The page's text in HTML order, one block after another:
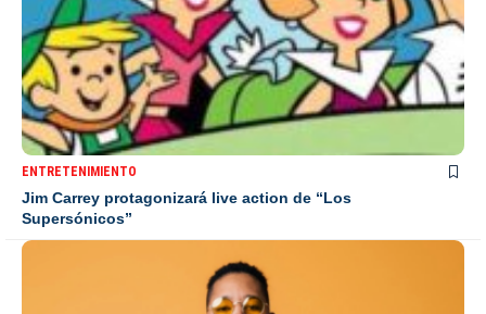
ENTRETENIMIENTO
Jim Carrey protagonizará live action de “Los
Supersónicos”